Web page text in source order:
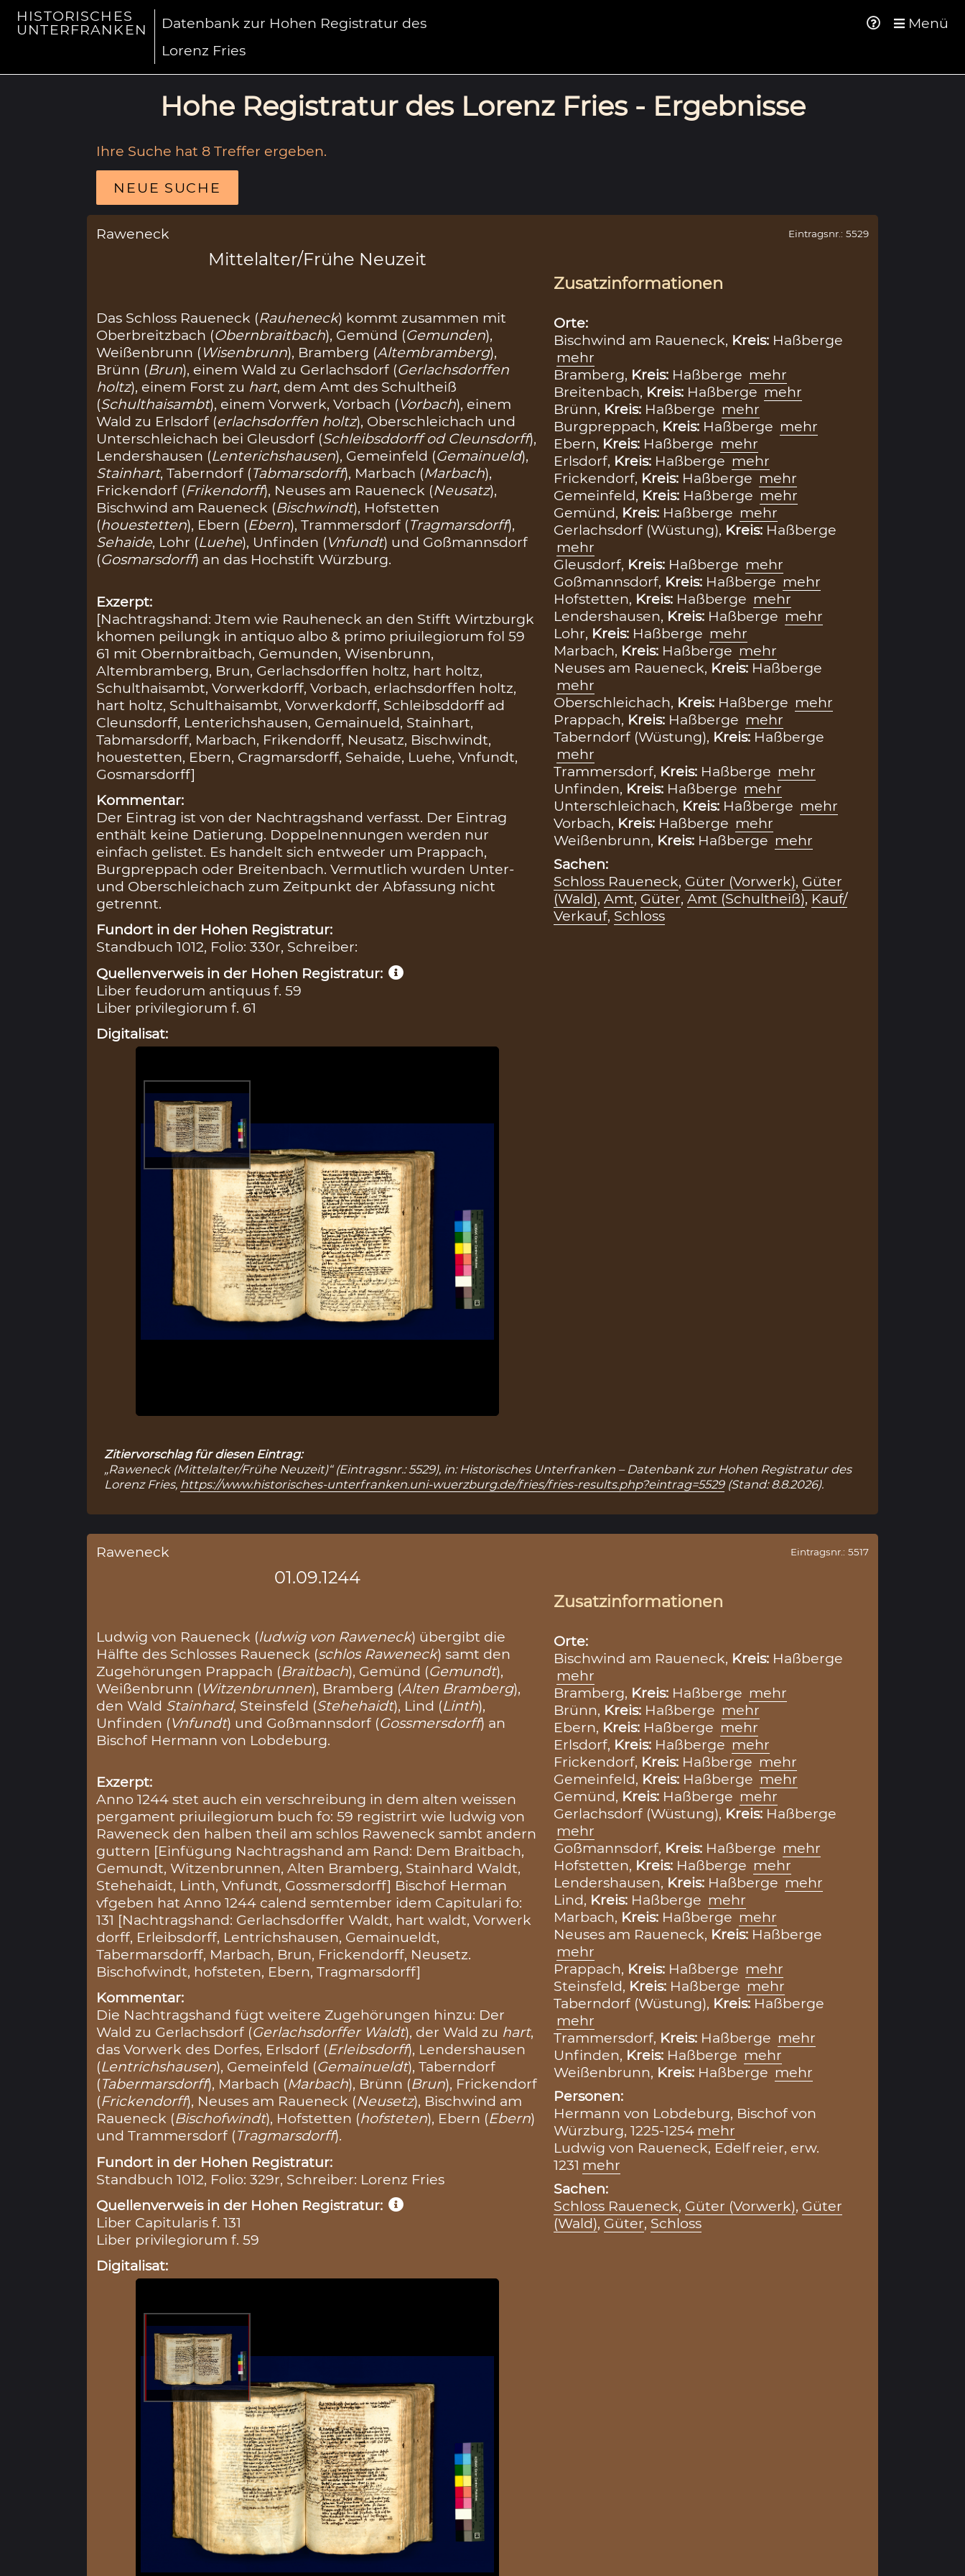
HISTORISCHES
UNTERFRANKEN
Datenbank zur Hohen Registratur des
Lorenz Fries
Menü
Hohe Registratur des Lorenz Fries - Ergebnisse
Ihre Suche hat 8 Treffer ergeben.
NEUE SUCHE
Raweneck
Mittelalter/Frühe Neuzeit
Das Schloss Raueneck (Rauheneck) kommt zusammen mit
Oberbreitzbach (Obernbraitbach), Gemünd (Gemunden),
Weißenbrunn (Wisenbrunn), Bramberg (Altembramberg),
Brünn (Brun), einem Wald zu Gerlachsdorf (Gerlachsdorffen
holtz), einem Forst zu hart, dem Amt des Schultheiß
(Schulthaisambt), einem Vorwerk, Vorbach (Vorbach), einem
Wald zu Erlsdorf (erlachsdorffen holtz), Oberschleichach und
Unterschleichach bei Gleusdorf (Schleibsddorff od Cleunsdorff),
Lendershausen (Lenterichshausen), Gemeinfeld (Gemainueld),
Stainhart, Taberndorf (Tabmarsdorff), Marbach (Marbach),
Frickendorf (Frikendorff), Neuses am Raueneck (Neusatz),
Bischwind am Raueneck (Bischwindt), Hofstetten
(houestetten), Ebern (Ebern), Trammersdorf (Tragmarsdorff),
Sehaide, Lohr (Luehe), Unfinden (Vnfundt) und Goßmannsdorf
(Gosmarsdorff) an das Hochstift Würzburg.
Exzerpt:
[Nachtragshand: Jtem wie Rauheneck an den Stifft Wirtzburgk
khomen peilungk in antiquo albo & primo priuilegiorum fol 59
61 mit Obernbraitbach, Gemunden, Wisenbrunn,
Altembramberg, Brun, Gerlachsdorffen holtz, hart holtz,
Schulthaisambt, Vorwerkdorff, Vorbach, erlachsdorffen holtz,
hart holtz, Schulthaisambt, Vorwerkdorff, Schleibsddorff ad
Cleunsdorff, Lenterichshausen, Gemainueld, Stainhart,
Tabmarsdorff, Marbach, Frikendorff, Neusatz, Bischwindt,
houestetten, Ebern, Cragmarsdorff, Sehaide, Luehe, Vnfundt,
Gosmarsdorff]
Kommentar:
Der Eintrag ist von der Nachtragshand verfasst. Der Eintrag
enthält keine Datierung. Doppelnennungen werden nur
einfach gelistet. Es handelt sich entweder um Prappach,
Burgpreppach oder Breitenbach. Vermutlich wurden Unter-
und Oberschleichach zum Zeitpunkt der Abfassung nicht
getrennt.
Fundort in der Hohen Registratur:
Standbuch 1012, Folio: 330r, Schreiber:
Quellenverweis in der Hohen Registratur:
Liber feudorum antiquus f. 59
Liber privilegiorum f. 61
Digitalisat:
Eintragsnr.: 5529
Zusatzinformationen
Orte:
Bischwind am Raueneck, Kreis: Haßberge
mehr
Bramberg, Kreis: Haßberge mehr
Breitenbach, Kreis: Haßberge mehr
Brünn, Kreis: Haßberge mehr
Burgpreppach, Kreis: Haßberge mehr
Ebern, Kreis: Haßberge mehr
Erlsdorf, Kreis: Haßberge mehr
Frickendorf, Kreis: Haßberge mehr
Gemeinfeld, Kreis: Haßberge mehr
Gemünd, Kreis: Haßberge mehr
Gerlachsdorf (Wüstung), Kreis: Haßberge
mehr
Gleusdorf, Kreis: Haßberge mehr
Goßmannsdorf, Kreis: Haßberge mehr
Hofstetten, Kreis: Haßberge mehr
Lendershausen, Kreis: Haßberge mehr
Lohr, Kreis: Haßberge mehr
Marbach, Kreis: Haßberge mehr
Neuses am Raueneck, Kreis: Haßberge
mehr
Oberschleichach, Kreis: Haßberge mehr
Prappach, Kreis: Haßberge mehr
Taberndorf (Wüstung), Kreis: Haßberge
mehr
Trammersdorf, Kreis: Haßberge mehr
Unfinden, Kreis: Haßberge mehr
Unterschleichach, Kreis: Haßberge mehr
Vorbach, Kreis: Haßberge mehr
Weißenbrunn, Kreis: Haßberge mehr
Sachen:
Schloss Raueneck, Güter (Vorwerk), Güter
(Wald), Amt, Güter, Amt (Schultheiß), Kauf/
Verkauf, Schloss
Zitiervorschlag für diesen Eintrag:
„Raweneck (Mittelalter/Frühe Neuzeit)“ (Eintragsnr.: 5529), in: Historisches Unterfranken – Datenbank zur Hohen Registratur des
Lorenz Fries, https://www.historisches-unterfranken.uni-wuerzburg.de/fries/fries-results.php?eintrag=5529(Stand: 8.8.2026).
Raweneck
01.09.1244
Ludwig von Raueneck (ludwig von Raweneck) übergibt die
Hälfte des Schlosses Raueneck (schlos Raweneck) samt den
Zugehörungen Prappach (Braitbach), Gemünd (Gemundt),
Weißenbrunn (Witzenbrunnen), Bramberg (Alten Bramberg),
den Wald Stainhard, Steinsfeld (Stehehaidt), Lind (Linth),
Unfinden (Vnfundt) und Goßmannsdorf (Gossmersdorff) an
Bischof Hermann von Lobdeburg.
Exzerpt:
Anno 1244 stet auch ein verschreibung in dem alten weissen
pergament priuilegiorum buch fo: 59 registrirt wie ludwig von
Raweneck den halben theil am schlos Raweneck sambt andern
guttern [Einfügung Nachtragshand am Rand: Dem Braitbach,
Gemundt, Witzenbrunnen, Alten Bramberg, Stainhard Waldt,
Stehehaidt, Linth, Vnfundt, Gossmersdorff] Bischof Herman
vfgeben hat Anno 1244 calend semtember idem Capitulari fo:
131 [Nachtragshand: Gerlachsdorffer Waldt, hart waldt, Vorwerk
dorff, Erleibsdorff, Lentrichshausen, Gemainueldt,
Tabermarsdorff, Marbach, Brun, Frickendorff, Neusetz.
Bischofwindt, hofsteten, Ebern, Tragmarsdorff]
Kommentar:
Die Nachtragshand fügt weitere Zugehörungen hinzu: Der
Wald zu Gerlachsdorf (Gerlachsdorffer Waldt), der Wald zu hart,
das Vorwerk des Dorfes, Erlsdorf (Erleibsdorff), Lendershausen
(Lentrichshausen), Gemeinfeld (Gemainueldt), Taberndorf
(Tabermarsdorff), Marbach (Marbach), Brünn (Brun), Frickendorf
(Frickendorff), Neuses am Raueneck (Neusetz), Bischwind am
Raueneck (Bischofwindt), Hofstetten (hofsteten), Ebern (Ebern)
und Trammersdorf (Tragmarsdorff).
Fundort in der Hohen Registratur:
Standbuch 1012, Folio: 329r, Schreiber: Lorenz Fries
Quellenverweis in der Hohen Registratur:
Liber Capitularis f. 131
Liber privilegiorum f. 59
Digitalisat:
Eintragsnr.: 5517
Zusatzinformationen
Orte:
Bischwind am Raueneck, Kreis: Haßberge
mehr
Bramberg, Kreis: Haßberge mehr
Brünn, Kreis: Haßberge mehr
Ebern, Kreis: Haßberge mehr
Erlsdorf, Kreis: Haßberge mehr
Frickendorf, Kreis: Haßberge mehr
Gemeinfeld, Kreis: Haßberge mehr
Gemünd, Kreis: Haßberge mehr
Gerlachsdorf (Wüstung), Kreis: Haßberge
mehr
Goßmannsdorf, Kreis: Haßberge mehr
Hofstetten, Kreis: Haßberge mehr
Lendershausen, Kreis: Haßberge mehr
Lind, Kreis: Haßberge mehr
Marbach, Kreis: Haßberge mehr
Neuses am Raueneck, Kreis: Haßberge
mehr
Prappach, Kreis: Haßberge mehr
Steinsfeld, Kreis: Haßberge mehr
Taberndorf (Wüstung), Kreis: Haßberge
mehr
Trammersdorf, Kreis: Haßberge mehr
Unfinden, Kreis: Haßberge mehr
Weißenbrunn, Kreis: Haßberge mehr
Personen:
Hermann von Lobdeburg, Bischof von
Würzburg, 1225-1254 mehr
Ludwig von Raueneck, Edelfreier, erw.
1231 mehr
Sachen:
Schloss Raueneck, Güter (Vorwerk), Güter
(Wald), Güter, Schloss